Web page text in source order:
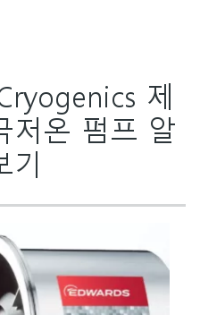
제
저온 펌프 알
기